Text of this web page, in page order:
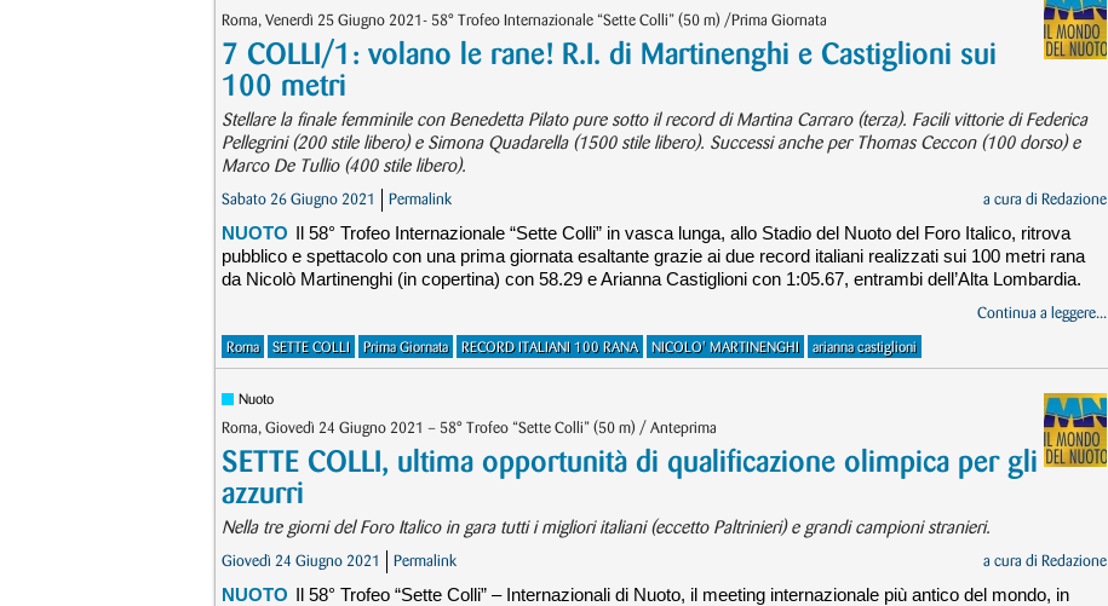
Roma, Venerdì 25 Giugno 2021- 58° Trofeo Internazionale “Sette Colli” (50 m) /Prima Giornata
7 COLLI/1: volano le rane! R.I. di Martinenghi e Castiglioni sui
100 metri
Stellare la finale femminile con Benedetta Pilato pure sotto il record di Martina Carraro (terza). Facili vittorie di Federica
Pellegrini (200 stile libero) e Simona Quadarella (1500 stile libero). Successi anche per Thomas Ceccon (100 dorso) e
Marco De Tullio (400 stile libero).
Sabato 26 Giugno 2021 Permalink a cura di Redazione
NUOTO Il 58° Trofeo Internazionale “Sette Colli” in vasca lunga, allo Stadio del Nuoto del Foro Italico, ritrova
pubblico e spettacolo con una prima giornata esaltante grazie ai due record italiani realizzati sui 100 metri rana
da Nicolò Martinenghi (in copertina) con 58.29 e Arianna Castiglioni con 1:05.67, entrambi dell’Alta Lombardia.
Continua a leggere...
Roma SETTE COLLI Prima Giornata RECORD ITALIANI 100 RANA NICOLO' MARTINENGHI arianna castiglioni
Nuoto
Roma, Giovedì 24 Giugno 2021 – 58° Trofeo “Sette Colli” (50 m) / Anteprima
SETTE COLLI, ultima opportunità di qualificazione olimpica per gli
azzurri
Nella tre giorni del Foro Italico in gara tutti i migliori italiani (eccetto Paltrinieri) e grandi campioni stranieri.
Giovedì 24 Giugno 2021 Permalink a cura di Redazione
NUOTO Il 58° Trofeo “Sette Colli” – Internazionali di Nuoto, il meeting internazionale più antico del mondo, in